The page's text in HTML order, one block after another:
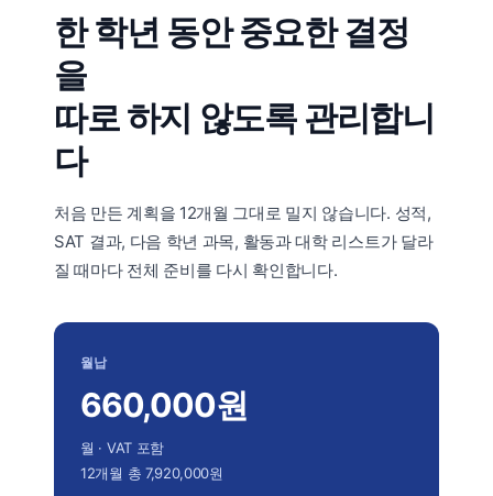
한 학년 동안 중요한 결정
을
따로 하지 않도록 관리합니
다
처음 만든 계획을 12개월 그대로 밀지 않습니다. 성적,
SAT 결과, 다음 학년 과목, 활동과 대학 리스트가 달라
질 때마다 전체 준비를 다시 확인합니다.
월납
660,000원
월 · VAT 포함
12개월 총 7,920,000원